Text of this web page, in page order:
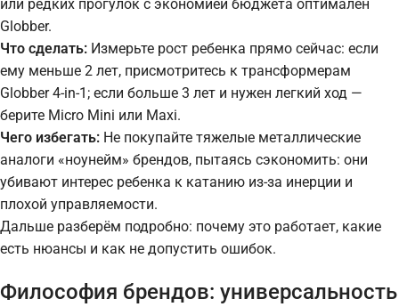
или редких прогулок с экономией бюджета оптимален
Globber.
Что сделать: Измерьте рост ребенка прямо сейчас: если
ему меньше 2 лет, присмотритесь к трансформерам
Globber 4-in-1; если больше 3 лет и нужен легкий ход —
берите Micro Mini или Maxi.
Чего избегать: Не покупайте тяжелые металлические
аналоги «ноунейм» брендов, пытаясь сэкономить: они
убивают интерес ребенка к катанию из-за инерции и
плохой управляемости.
Дальше разберём подробно: почему это работает, какие
есть нюансы и как не допустить ошибок.
Философия брендов: универсальность